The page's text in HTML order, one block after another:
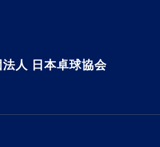
人 日本卓球協会